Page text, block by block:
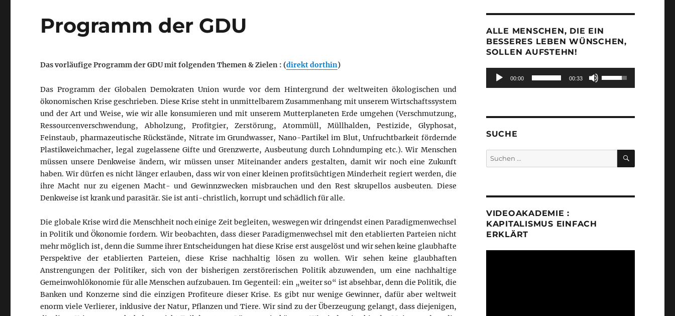
Programm der GDU
Das vorläufige Programm der GDU mit folgenden Themen & Zielen : (direkt dorthin)
Das Programm der Globalen Demokraten Union wurde vor dem Hintergrund der weltweiten ökologischen und
ökonomischen Krise geschrieben. Diese Krise steht in unmittelbarem Zusammenhang mit unserem Wirtschaftssystem
und der Art und Weise, wie wir alle konsumieren und mit unserem Mutterplaneten Erde umgehen (Verschmutzung,
Ressourcenverschwendung, Abholzung, Profitgier, Zerstörung, Atommüll, Müllhalden, Pestizide, Glyphosat,
Feinstaub, pharmazeutische Rückstände, Nitrate im Grundwasser, Nano-Partikel im Blut, Unfruchtbarkeit fördernde
Plastikweichmacher, legal zugelassene Gifte und Grenzwerte, Ausbeutung durch Lohndumping etc.). Wir Menschen
müssen unsere Denkweise ändern, wir müssen unser Miteinander anders gestalten, damit wir noch eine Zukunft
haben. Wir dürfen es nicht länger erlauben, dass wir von einer kleinen profitsüchtigen Minderheit regiert werden, die
ihre Macht nur zu eigenen Macht- und Gewinnzwecken misbrauchen und den Rest skrupellos ausbeuten. Diese
Denkweise ist krank und parasitär. Sie ist anti-christlich, korrupt und schädlich für alle.
Die globale Krise wird die Menschheit noch einige Zeit begleiten, weswegen wir dringendst einen Paradigmenwechsel
in Politik und Ökonomie fordern. Wir beobachten, dass dieser Paradigmenwechsel mit den etablierten Parteien nicht
mehr möglich ist, denn die Summe ihrer Entscheidungen hat diese Krise erst ausgelöst und wir sehen keine glaubhafte
Perspektive der etablierten Parteien, diese Krise nachhaltig lösen zu wollen. Wir sehen keine glaubhaften
Anstrengungen der Politiker, sich von der bisherigen zerstörerischen Politik abzuwenden, um eine nachhaltige
Gemeinwohlökonomie für alle Menschen aufzubauen. Im Gegenteil: ein „weiter so“ ist absehbar, denn die Politik, die
Banken und Konzerne sind die einzigen Profiteure dieser Krise. Es gibt nur wenige Gewinner, dafür aber weltweit
enorm viele Verlierer, inklusive der Natur, Pflanzen und Tiere. Wir sind zu der Überzeugung gelangt, dass diejenigen,
ALLE MENSCHEN, DIE EIN
BESSERES LEBEN WÜNSCHEN,
SOLLEN AUFSTEHN!
Audio-
Player
00:00 00:33
die
SUCHE
Suchen
nach:
SUCHEN
VIDEOAKADEMIE :
KAPITALISMUS EINFACH
ERKLÄRT